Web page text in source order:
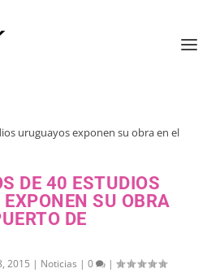
DE 40 ESTUDIOS
SU OBRA
DE
2015 | Noticias |0 |